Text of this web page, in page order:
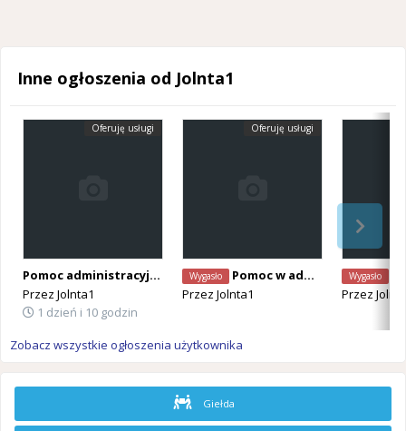
Inne ogłoszenia od Jolnta1
Oferuję usługi
Pomoc administracyjna w języku francuskim
Przez Jolnta1
1 dzień i 10 godzin
Oferuję usługi
Wygasło
Pomoc w administracji tlumaczenia
Przez Jolnta1
Wygasło
Przez
Zobacz wszystkie ogłoszenia użytkownika
Giełda